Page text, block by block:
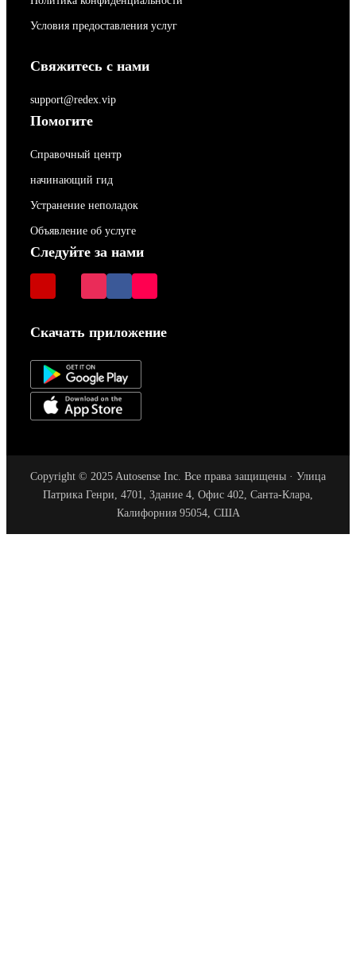
Условия предоставления услуг
Свяжитесь с нами
support@redex.vip
Помогите
Справочный центр
начинающий гид
Устранение неполадок
Объявление об услуге
Следуйте за нами
Скачать приложение
Copyright © 2025 Autosense Inc. Все права защищены · Улица
Патрика Генри, 4701, Здание 4, Офис 402, Санта-Клара,
Калифорния 95054, США